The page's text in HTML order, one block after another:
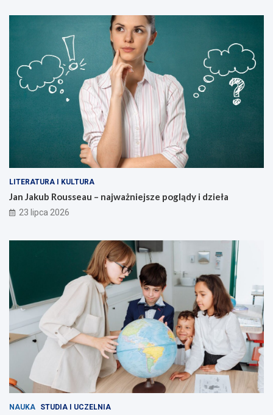
LITERATURA I KULTURA
Jan Jakub Rousseau – najważniejsze poglądy i dzieła
23 lipca 2026
NAUKA STUDIA I UCZELNIA